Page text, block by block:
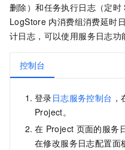
删除）和任务执行日志（定时
LogStore 内消费组消费延时
计日志，可以使用服务日志功
控制台
登录日志服务控制台 ，
Project。
在 Project 页面的服务
在修改服务日志配置面